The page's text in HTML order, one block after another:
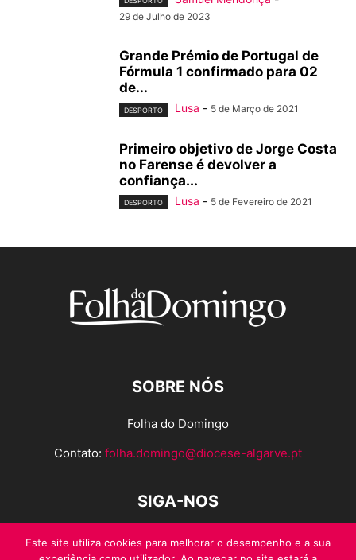
29 de Julho de 2023
Grande Prémio de Portugal de
Fórmula 1 confirmado para 02
de...
DESPORTO Lusa - 5 de Março de 2021
Primeiro objetivo de Jorge Costa
no Farense é devolver a
confiança...
DESPORTO Lusa - 5 de Fevereiro de 2021
SOBRE NÓS
Folha do Domingo
Contato: folha.domingo@diocese-algarve.pt
SIGA-NOS
Este site utiliza cookies para melhorar o desempenho e a sua